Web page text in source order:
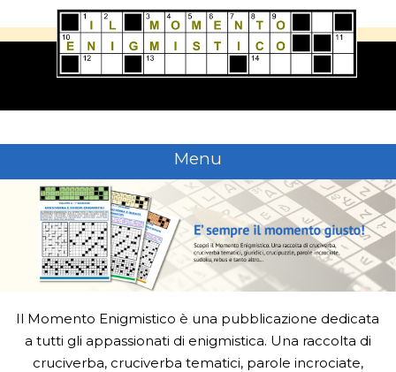
Menu
Skip
content
Il Momento Enigmistico è una pubblicazione dedicata
a tutti gli appassionati di enigmistica. Una raccolta di
cruciverba, cruciverba tematici, parole incrociate,